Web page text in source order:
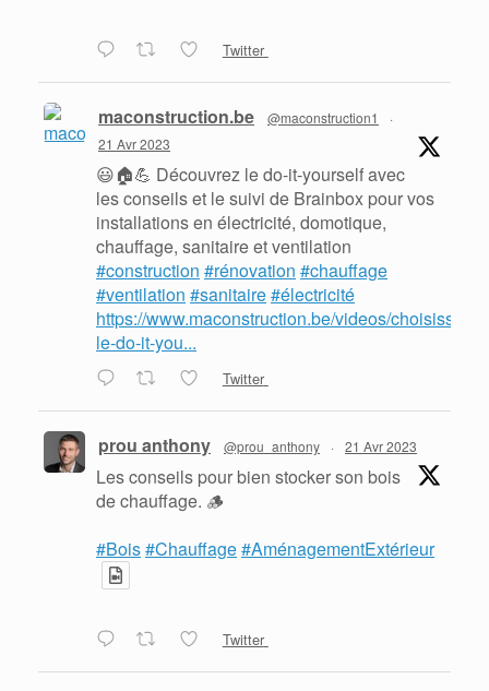
Twitter
maconstruction.be @maconstruction1
·
21 Avr 2023
😃🏠💪 Découvrez le do-it-yourself avec
les conseils et le suivi de Brainbox pour vos
installations en électricité, domotique,
chauffage, sanitaire et ventilation
#construction #rénovation #chauffage
#ventilation #sanitaire#électricité
https://www.maconstruction.be/videos/choisissez-
le-do-it-you...
Twitter
prou anthony @prou_anthony · 21 Avr 2023
Les conseils pour bien stocker son bois
de chauffage. 🪵
#Bois#Chauffage#AménagementExtérieur
Twitter